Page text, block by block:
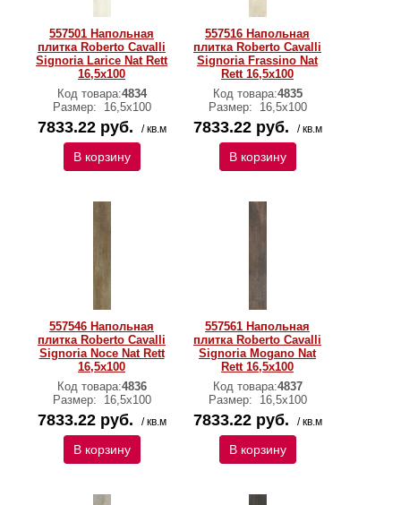
557501 Напольная
плитка Roberto Cavalli
Signoria Larice Nat Rett
16,5x100
Код товара:4834
Размер:
16,5x100
7833.22 руб. / кв.м
В корзину
557516 Напольная
плитка Roberto Cavalli
Signoria Frassino Nat
Rett 16,5x100
Код товара:4835
Размер:
16,5x100
7833.22 руб. / кв.м
В корзину
557546 Напольная
плитка Roberto Cavalli
Signoria Noce Nat Rett
16,5x100
Код товара:4836
Размер:
16,5x100
7833.22 руб. / кв.м
В корзину
557561 Напольная
плитка Roberto Cavalli
Signoria Mogano Nat
Rett 16,5x100
Код товара:4837
Размер:
16,5x100
7833.22 руб. / кв.м
В корзину